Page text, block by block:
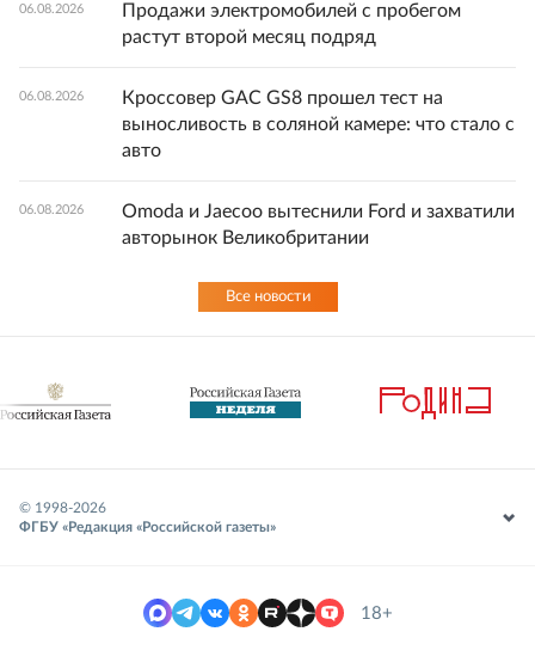
06.08.2026
Продажи электромобилей с пробегом
растут второй месяц подряд
06.08.2026
Кроссовер GAC GS8 прошел тест на
выносливость в соляной камере: что стало с
авто
06.08.2026
Omoda и Jaecoo вытеснили Ford и захватили
авторынок Великобритании
Все новости
© 1998-2026
ФГБУ «Редакция «Российской газеты»
18+